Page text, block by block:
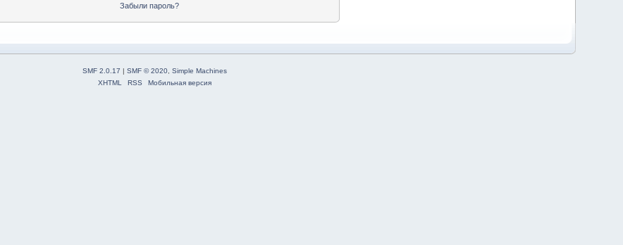
Забыли пароль?
SMF 2.0.17 | SMF © 2020 Simple Machines
XHTML
RSS Мобильная версия